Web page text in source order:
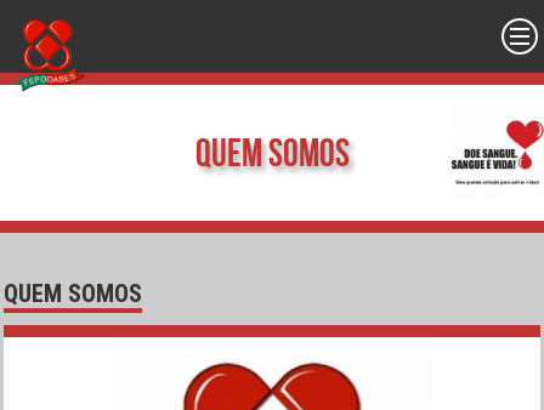
Quem Somos
QUEM SOMOS